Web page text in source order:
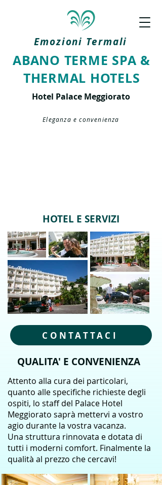
ABANO TERME SPA &
THERMAL HOTELS
Emozioni Termali
Hotel Palace Meggiorato
Eleganza e convenienza
HOTEL E SERVIZI
CONTATTACI
QUALITA' E CONVENIENZA
Attento alla cura dei particolari,
quanto alle specifiche richieste degli
ospiti, lo staff del Palace Hotel
Meggiorato saprà mettervi a vostro
agio durante la vostra vacanza.
Una struttura rinnovata e dotata di
tutti i moderni comfort. Finalmente la
qualità al prezzo che cercavi!